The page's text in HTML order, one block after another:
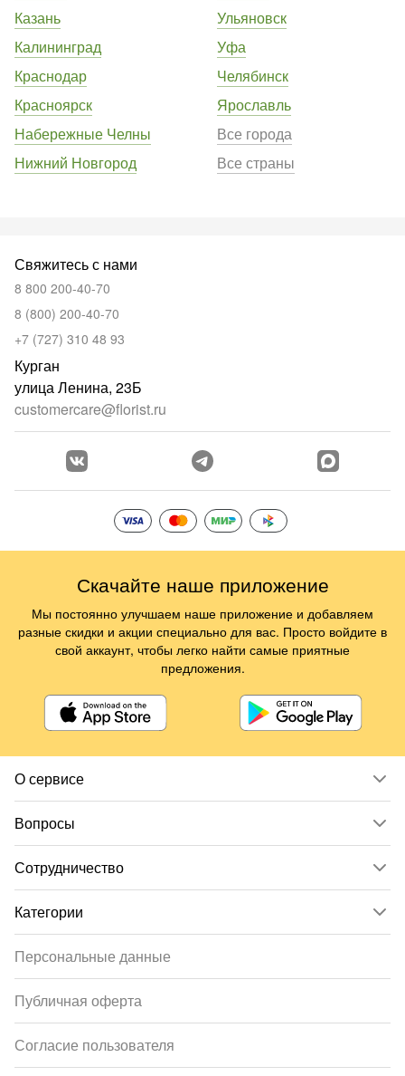
Казань
Калининград
Краснодар
Красноярск
Набережные Челны
Нижний Новгород
Ульяновск
Уфа
Челябинск
Ярославль
Все города
Все страны
О сервисе
Вопросы
Сотрудничество
Категории
Свяжитесь с нами
8 800 200-40-70
8 (800) 200-40-70
+7 (727) 310 48 93
Курган
улица Ленина, 23Б
customercare@florist.ru
Персональные данные
Публичная оферта
Согласие пользователя
Скачайте наше приложение
Мы постоянно улучшаем наше приложение и добавляем
разные скидки и акции специально для вас. Просто войдите в
свой аккаунт, чтобы легко найти самые приятные
предложения.